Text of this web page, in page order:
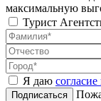
максимальную
Турист
Я даю
Подписаться